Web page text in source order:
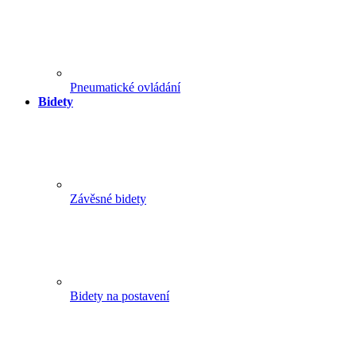
Pneumatické ovládání
Bidety
Závěsné bidety
Bidety na postavení